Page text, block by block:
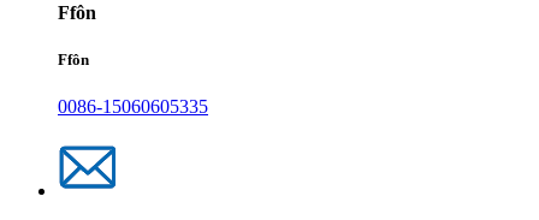
Ffôn
Ffôn
0086-15060605335